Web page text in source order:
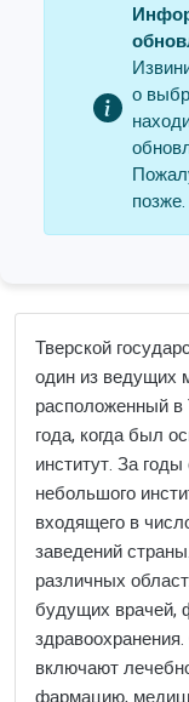
о
позже.
Тверской
один из ведущих
расположенный
года, когда был
институт. За
небольшого
входящего в
заведений
различных
будущих врачей,
включают